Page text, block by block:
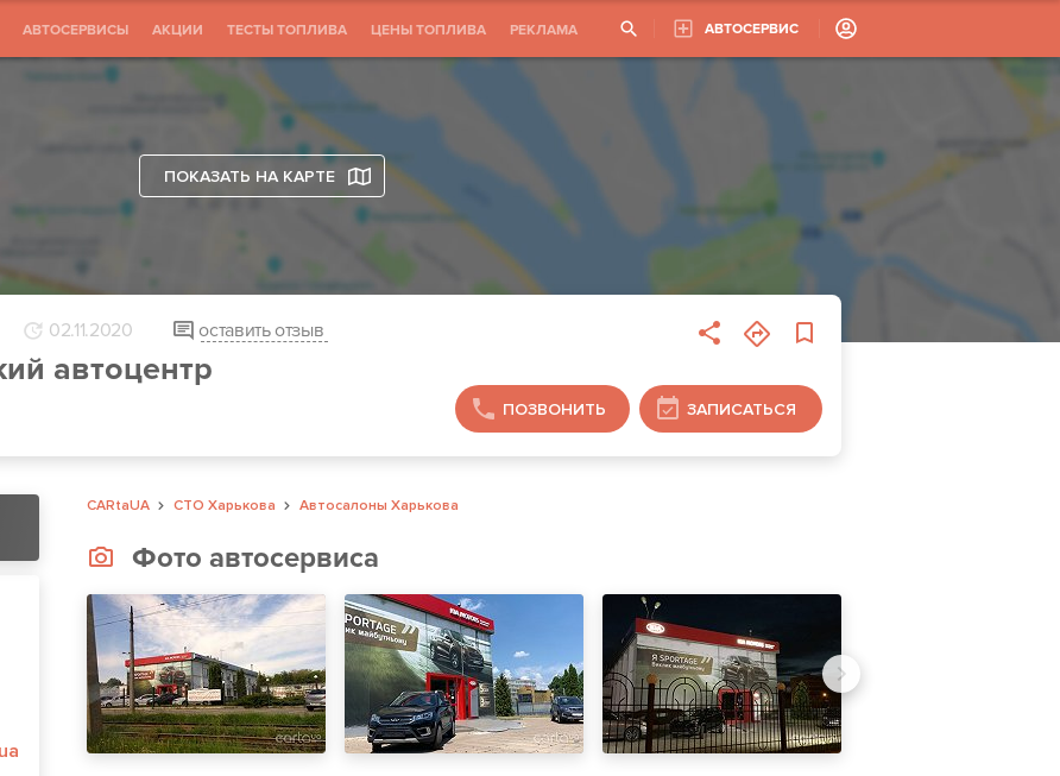
АВТОСЕРВИСЫ АКЦИИ ТЕСТЫ ТОПЛИВА ЦЕНЫ ТОПЛИВА РЕКЛАМА АВТОСЕРВИС
ПОКАЗАТЬ НА КАРТЕ
02.11.2020 оставить отзыв
автоцентр
ПОЗВОНИТЬ ЗАПИСАТЬСЯ
CARtaUA СТО Харькова Автосалоны Харькова
Фото автосервиса